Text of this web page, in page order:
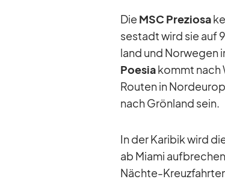
Die MSC Pre­ziosa
se­stadt wird sie auf
land und Nor­we­gen
Poe­siakommt nach
Rou­ten in
nach Grön­land sein.
In der Ka­ri­bik wird
ab Mi­ami
Nächte-